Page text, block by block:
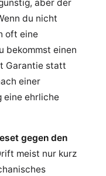
aber der
du nicht
oft eine
bekommst einen
Garantie statt
einer
eine ehrliche
gegen den
meist nur kurz